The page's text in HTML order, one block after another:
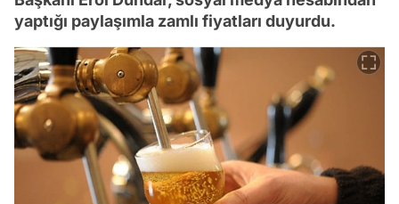
yaptığı paylaşımla zamlı fiyatları duyurdu.